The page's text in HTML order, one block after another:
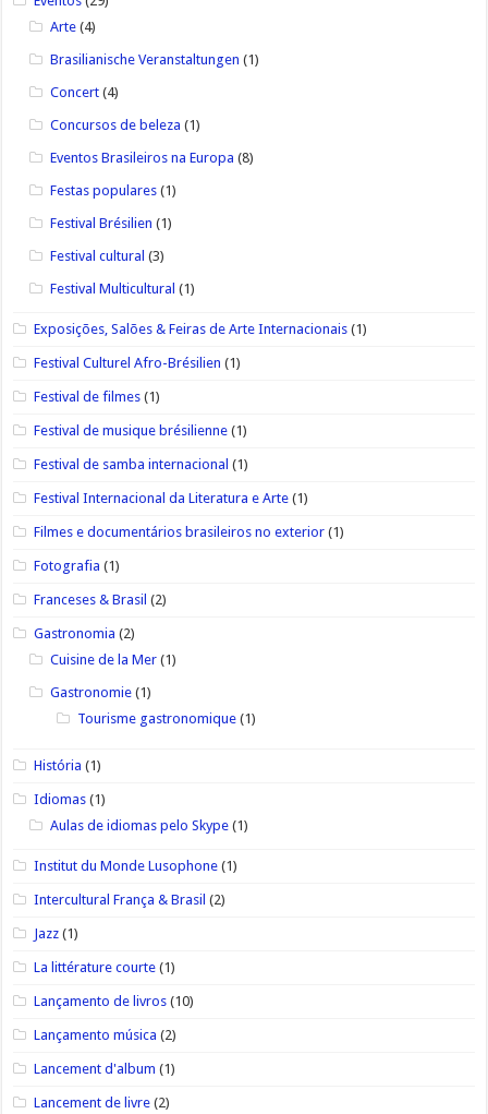
Arte (4)
Brasilianische Veranstaltungen (1)
Concert (4)
Concursos de beleza (1)
Eventos Brasileiros na Europa (8)
Festas populares (1)
Festival Brésilien (1)
Festival cultural (3)
Festival Multicultural (1)
Exposições, Salões & Feiras de Arte Internacionais (1)
Festival Culturel Afro-Brésilien (1)
Festival de filmes (1)
Festival de musique brésilienne (1)
Festival de samba internacional (1)
Festival Internacional da Literatura e Arte (1)
Filmes e documentários brasileiros no exterior (1)
Fotografia (1)
Franceses & Brasil (2)
Gastronomia (2)
Cuisine de la Mer (1)
Gastronomie (1)
Tourisme gastronomique (1)
História (1)
Idiomas (1)
Aulas de idiomas pelo Skype (1)
Institut du Monde Lusophone (1)
Intercultural França & Brasil (2)
Jazz (1)
La littérature courte (1)
Lançamento de livros (10)
Lançamento música (2)
Lancement d'album (1)
Lancement de livre (2)